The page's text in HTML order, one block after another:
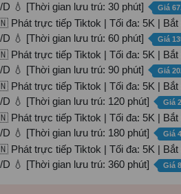
D 💧 [Thời gian lưu trú: 30 phút]
Giá
Phát trực tiếp Tiktok | Tối đa: 5K | Bắt
D 💧 [Thời gian lưu trú: 60 phút]
Giá
Phát trực tiếp Tiktok | Tối đa: 5K | Bắt
D 💧 [Thời gian lưu trú: 90 phút]
Giá
Phát trực tiếp Tiktok | Tối đa: 5K | Bắt
D 💧 [Thời gian lưu trú: 120 phút]
Giá
Phát trực tiếp Tiktok | Tối đa: 5K | Bắt
D 💧 [Thời gian lưu trú: 180 phút]
Giá
Phát trực tiếp Tiktok | Tối đa: 5K | Bắt
D 💧 [Thời gian lưu trú: 360 phút]
Giá